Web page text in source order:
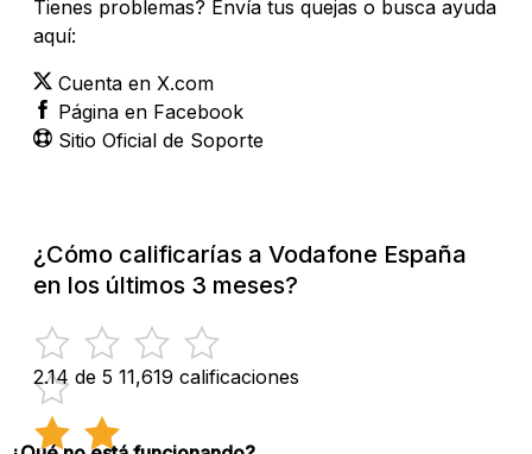
Tienes problemas? Envía tus quejas o busca ayuda
aquí:
Cuenta en X.com
Página en Facebook
Sitio Oficial de Soporte
¿Cómo calificarías a Vodafone España
en los últimos 3 meses?
2.14 de 5 11,619 calificaciones